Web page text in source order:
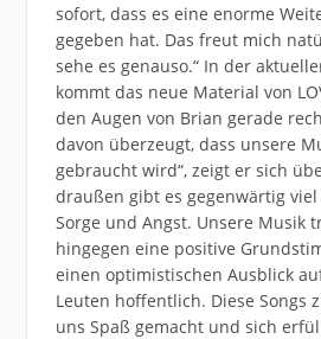
sofort, dass es eine enorme
gegeben hat. Das freut mich
sehe es genauso.“ In der
kommt das neue Material von
den Augen von Brian gerade
davon überzeugt, dass unsere
gebraucht wird“, zeigt er sich
draußen gibt es gegenwärtig
Sorge und Angst. Unsere Musik
hingegen eine positive
einen optimistischen Ausblick
Leuten hoffentlich. Diese Songs
uns Spaß gemacht und sich